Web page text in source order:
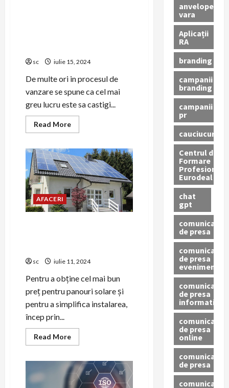
sc iulie 15, 2024
De multe ori in procesul de
vanzare se spune ca cel mai
greu lucru este sa castigi...
Read MoreRead
more
CLIENTULUI.
Cum
sa-
ti
fidelizezi
clientii?
Tehnici
testate,
aplicabile
vanzare
AFACERI
sc iulie 11, 2024
Pentru a obține cel mai bun
preț pentru panouri solare și
pentru a simplifica instalarea,
încep prin...
Read MoreRead
more
să
obții
cel
mai
anvelope
vara
Aplicații
RA
branding
campanii
branding
campanii
pr
cauciucuri
Centrul de
Formare
Profesionala
Eurodeal
chat
gpt
comunicat
de presa
comunicat
de presa
eveniment
comunicat
de presa
informativ
comunicat
de presa
online
comunicate
de presa
comunicate